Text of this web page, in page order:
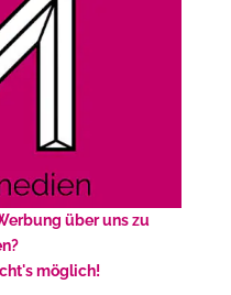
über uns zu
möglich!